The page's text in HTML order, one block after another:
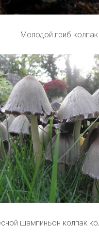
Молодой гриб колпак
шампиньон колпак